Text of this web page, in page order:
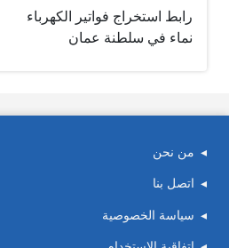
رابط استخراج فواتير الكهرباء
نماء في سلطنة عمان
من نحن
اتصل بنا
سياسة الخصوصية